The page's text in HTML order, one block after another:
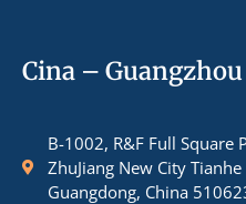
Cina – Guangzhou
B-1002, R&F Full Square
ZhuJiang New City
Guangdong, China